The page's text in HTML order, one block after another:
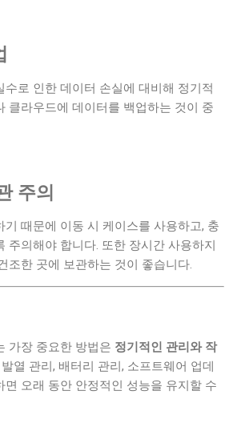
수로 인한 데이터 손실에 대비해 정기적
클라우드에 데이터를 백업하는 것이 중
주의
기 때문에 이동 시 케이스를 사용하고, 충
주의해야 합니다. 또한 장시간 사용하지
조한 곳에 보관하는 것이 좋습니다.
가장 중요한 방법은 정기적인 관리와 작
열 관리, 배터리 관리, 소프트웨어 업데
면 오래 동안 안정적인 성능을 유지할 수